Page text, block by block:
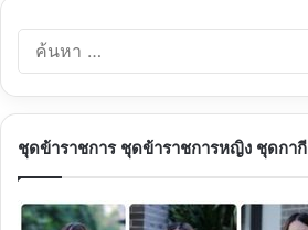
ชุดข้าราชการ ชุดข้าราชการหญิง ชุดกากี